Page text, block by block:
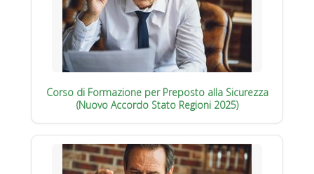
Corso di Formazione per Preposto alla Sicurezza
(Nuovo Accordo Stato Regioni 2025)